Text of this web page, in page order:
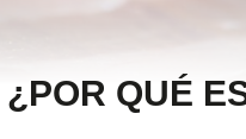
¿POR QUÉ